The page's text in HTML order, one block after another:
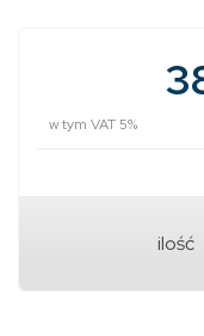
w tym VAT 5%
ilość